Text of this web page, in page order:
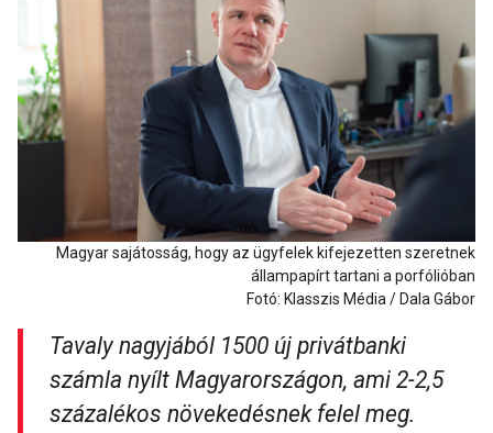
Magyar sajátosság, hogy az ügyfelek kifejezetten szeretnek
állampapírt tartani a porfólióban
Fotó: Klasszis Média / Dala Gábor
Tavaly nagyjából 1500 új privátbanki
számla nyílt Magyarországon, ami 2-2,5
százalékos növekedésnek felel meg.